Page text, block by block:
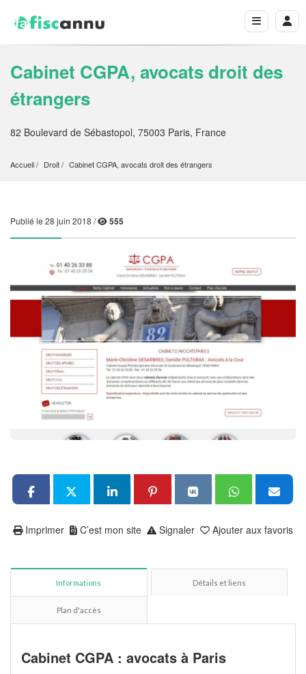
Cabinet CGPA, avocats droit des
étrangers
82 Boulevard de Sébastopol, 75003 Paris, France
Accueil Droit Cabinet CGPA, avocats droit des étrangers
Publié le 28 juin 2018 / 555
Ajouter aux favoris
Signaler
C’est mon site
Imprimer
Informations Détails et liens
Plan d'accès
Cabinet CGPA : avocats à Paris